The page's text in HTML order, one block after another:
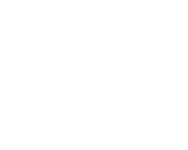
تشمل تنظيم الحفلات، استئجار اليخوت، ورحلات الصيد، وخدمات الرياضات المائية مثل استئجار دراجة جت سكي، وقارب الموز، والدونات،وفلاي بورد .